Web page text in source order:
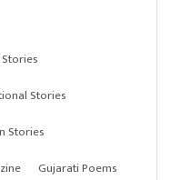
Stories
Stories
Gujarati Poems